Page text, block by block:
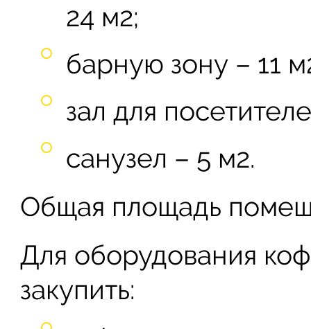
24 м2;
барную зону – 11 м
зал для
санузел – 5 м2.
Общая площадь
Для оборудования
закупить: